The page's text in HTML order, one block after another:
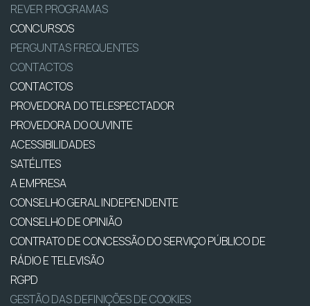
REVER PROGRAMAS
CONCURSOS
PERGUNTAS FREQUENTES
CONTACTOS
CONTACTOS
PROVEDORA DO TELESPECTADOR
PROVEDORA DO OUVINTE
ACESSIBILIDADES
SATÉLITES
A EMPRESA
CONSELHO GERAL INDEPENDENTE
CONSELHO DE OPINIÃO
CONTRATO DE CONCESSÃO DO SERVIÇO PÚBLICO DE
RÁDIO E TELEVISÃO
RGPD
GESTÃO DAS DEFINIÇÕES DE COOKIES